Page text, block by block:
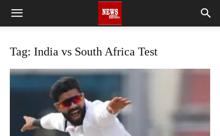
Tag: India vs South Africa Test